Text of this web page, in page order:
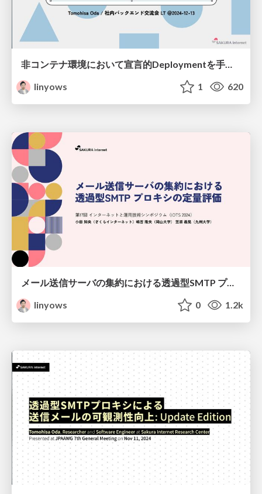
非コンテナ環境において宣言的Deploymentを手軽に実現する / Declarative deployment in non-container environments
linyows
1 620
メール送信サーバの集約における透過型SMTP プロキシの定量評価 / Quantitative Evaluation of Transparent SMTP Proxy in Email Sending Server Aggregation
linyows
0 1.2k